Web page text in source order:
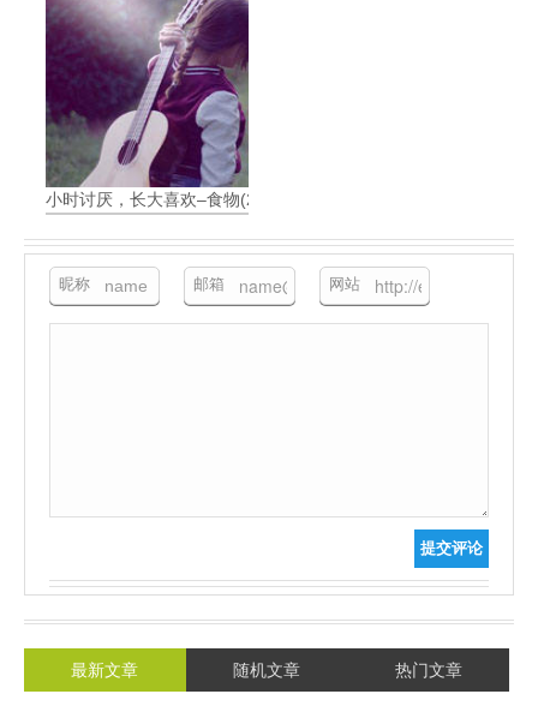
小时讨厌，长大喜欢–食物(2)
昵称 邮箱 网站
提交评论
最新文章 随机文章 热门文章